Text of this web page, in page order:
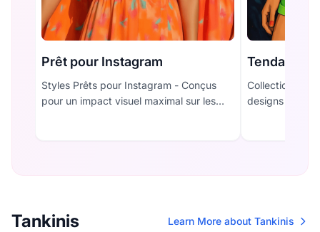
Prêt pour Instagram
Styles Prêts pour Instagram - Conçus
pour un impact visuel maximal sur les
Tendance
Collection
designs viraux
Tankinis Learn More about Tankinis